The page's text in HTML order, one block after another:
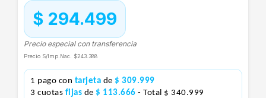
$ 294.499
Precio especial con transferencia
Precio S/Imp.Nac. $243.388
1 pago con tarjeta de $ 309.999
3 cuotas fijas de $ 113.666 - Total $ 340.999